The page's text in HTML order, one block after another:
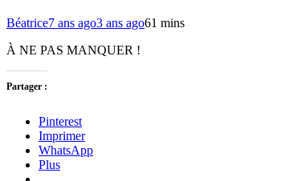
Béatrice7 ans ago3 ans ago61 mins
À NE PAS MANQUER !
Partager :
Pinterest
Imprimer
WhatsApp
Plus